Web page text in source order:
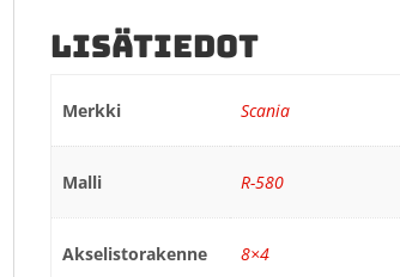
LISÄTIEDOT
Merkki Scania
Malli R-580
Akselistorakenne 8×4